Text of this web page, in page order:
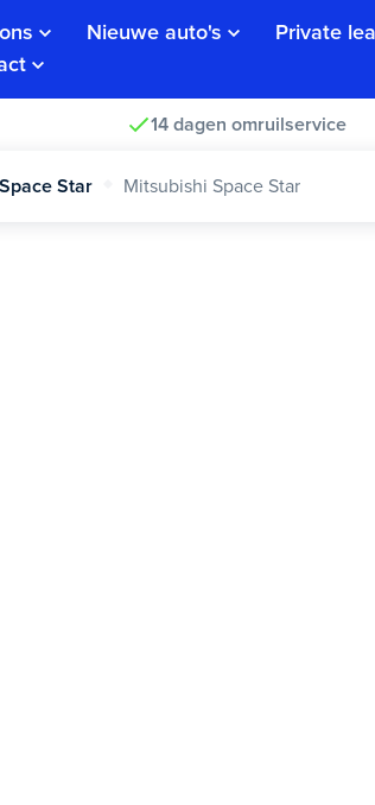
Nieuwe auto's Private
14 dagen omruilservice
Space Star Mitsubishi Space Star